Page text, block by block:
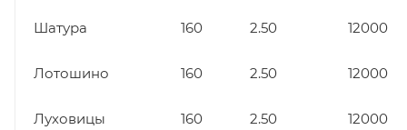
Шатура 160 2.50 12000
Лотошино 160 2.50 12000
Луховицы 160 2.50 12000